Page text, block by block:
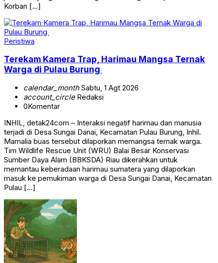
Korban […]
Peristiwa
Terekam Kamera Trap, Harimau Mangsa Ternak
Warga di Pulau Burung
calendar_monthSabtu, 1 Agt 2026
account_circleRedaksi
0Komentar
INHIL, detak24com – Interaksi negatif harimau dan manusia
terjadi di Desa Sungai Danai, Kecamatan Pulau Burung, Inhil.
Mamalia buas tersebut dilaporkan memangsa ternak warga.
Tim Wildlife Rescue Unit (WRU) Balai Besar Konservasi
Sumber Daya Alam (BBKSDA) Riau dikerahkan untuk
memantau keberadaan harimau sumatera yang dilaporkan
masuk ke pemukiman warga di Desa Sungai Danai, Kecamatan
Pulau […]